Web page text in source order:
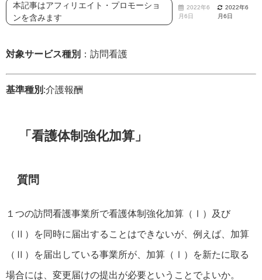
本記事はアフィリエイト・プロモーショ
ンを含みます
2022年6
月6日
2022年6
月6日
対象サービス種別 ：訪問看護
基準種別 :介護報酬
「看護体制強化加算」
質問
１つの訪問看護事業所で看護体制強化加算（Ⅰ）及び
（Ⅱ）を同時に届出することはできないが、例えば、加算
（Ⅱ）を届出している事業所が、加算（Ⅰ）を新たに取る
場合には、変更届けの提出が必要ということでよいか。